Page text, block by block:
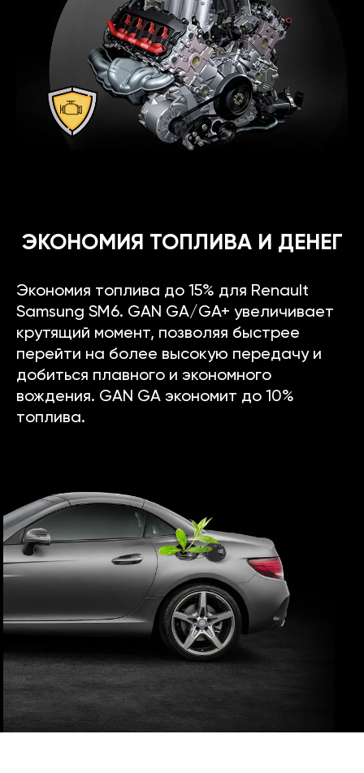
ЭКОНОМИЯ ТОПЛИВА И ДЕНЕГ
Экономия топлива до 15% для Renault
Samsung SM6. GAN GA/GA+ увеличивает
крутящий момент, позволяя быстрее
перейти на более высокую передачу и
добиться плавного и экономного
вождения. GAN GA экономит до 10%
топлива.